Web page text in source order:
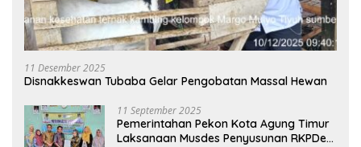
11 Desember 2025
Disnakkeswan Tubaba Gelar Pengobatan Massal Hewan
11 September 2025
Pemerintahan Pekon Kota Agung Timur
Laksanaan Musdes Penyusunan RKPDes